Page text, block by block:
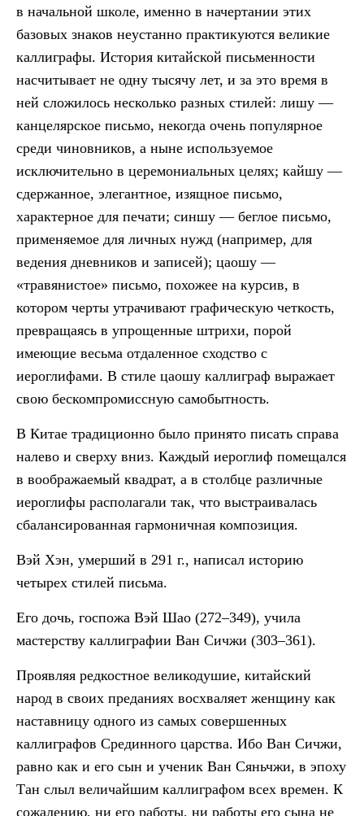
в начальной школе, именно в начертании этих
базовых знаков неустанно практикуются великие
каллиграфы. История китайской письменности
насчитывает не одну тысячу лет, и за это время в
ней сложилось несколько разных стилей: лишу —
канцелярское письмо, некогда очень популярное
среди чиновников, а ныне используемое
исключительно в церемониальных целях; кайшу —
сдержанное, элегантное, изящное письмо,
характерное для печати; синшу — беглое письмо,
применяемое для личных нужд (например, для
ведения дневников и записей); цаошу —
«травянистое» письмо, похожее на курсив, в
котором черты утрачивают графическую четкость,
превращаясь в упрощенные штрихи, порой
имеющие весьма отдаленное сходство с
иероглифами. В стиле цаошу каллиграф выражает
свою бескомпромиссную самобытность.
В Китае традиционно было принято писать справа
налево и сверху вниз. Каждый иероглиф помещался
в воображаемый квадрат, а в столбце различные
иероглифы располагали так, что выстраивалась
сбалансированная гармоничная композиция.
Вэй Хэн, умерший в 291 г., написал историю
четырех стилей письма.
Его дочь, госпожа Вэй Шао (272–349), учила
мастерству каллиграфии Ван Сичжи (303–361).
Проявляя редкостное великодушие, китайский
народ в своих преданиях восхваляет женщину как
наставницу одного из самых совершенных
каллиграфов Срединного царства. Ибо Ван Сичжи,
равно как и его сын и ученик Ван Сяньчжи, в эпоху
Тан слыл величайшим каллиграфом всех времен. К
сожалению, ни его работы, ни работы его сына не